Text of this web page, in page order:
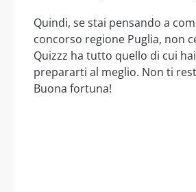
Quindi, se stai pensando a
concorso regione Puglia, non
Quizzz ha tutto quello di cui
prepararti al meglio. Non ti
Buona fortuna!